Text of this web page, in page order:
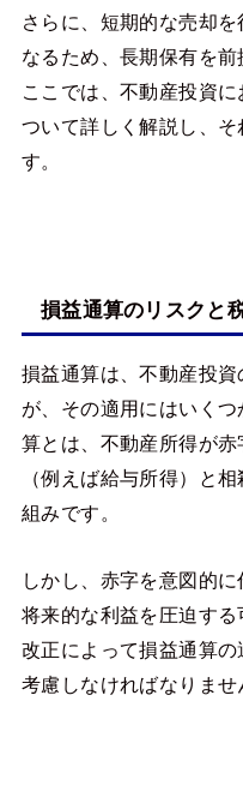
さらに、短期的な売却
なるため、長期保有を前
ここでは、不動産投資
ついて詳しく解説し、
す。
損益通算のリスクと
損益通算は、不動産投
が、その適用にはいく
算とは、不動産所得が
（例えば給与所得）と
組みです。
しかし、赤字を意図的
将来的な利益を圧迫す
改正によって損益通算
考慮しなければなりませ